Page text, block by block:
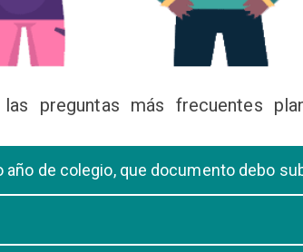
preguntas más frecuentes
de colegio, que documento debo